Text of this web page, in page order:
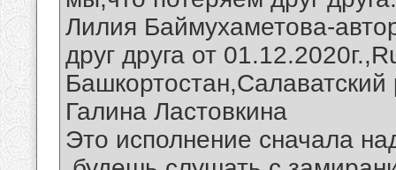
Лилия Баймухаметова-
друг друга от
Галина Ластовкина
Это исполнение сначала